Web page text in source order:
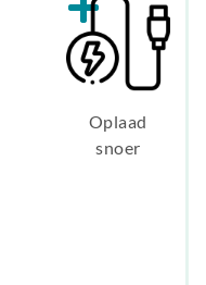
Oplaad
snoer